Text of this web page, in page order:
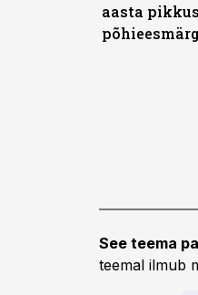
aasta
See teema
teemal ilmub